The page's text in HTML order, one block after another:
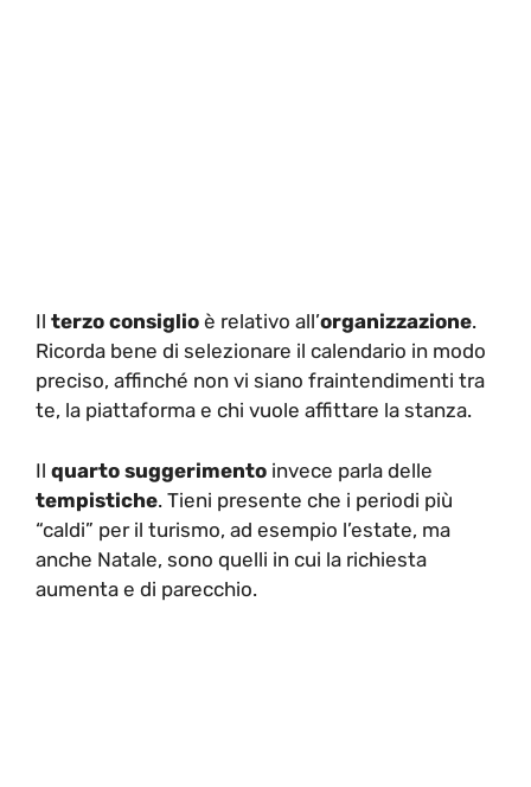
Il terzo consiglio è relativo all’organizzazione.
Ricorda bene di selezionare il calendario in modo
preciso, affinché non vi siano fraintendimenti tra
te, la piattaforma e chi vuole affittare la stanza.
Il quarto suggerimento invece parla delle
tempistiche. Tieni presente che i periodi più
“caldi” per il turismo, ad esempio l’estate, ma
anche Natale, sono quelli in cui la richiesta
aumenta e di parecchio.